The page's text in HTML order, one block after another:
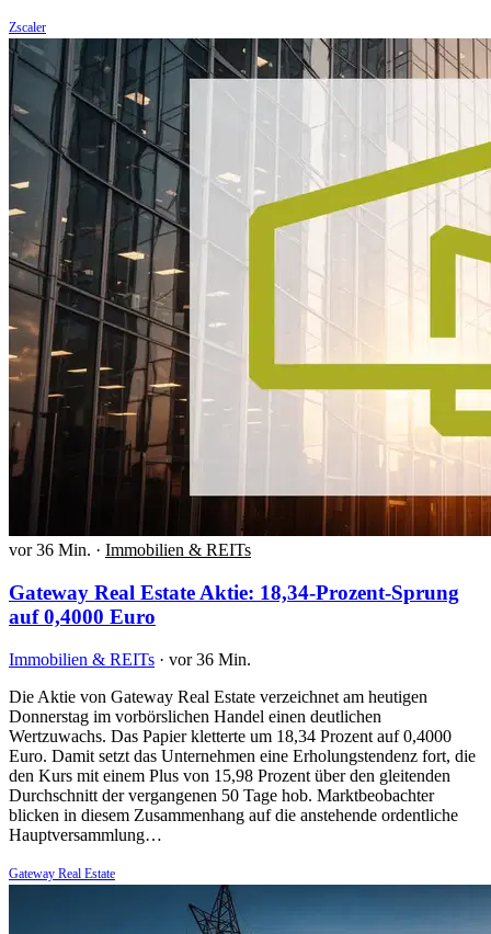
Zscaler
vor 36 Min. · Immobilien & REITs
Gateway Real Estate Aktie: 18,34-Prozent-Sprung
auf 0,4000 Euro
Immobilien & REITs · vor 36 Min.
Die Aktie von Gateway Real Estate verzeichnet am heutigen
Donnerstag im vorbörslichen Handel einen deutlichen
Wertzuwachs. Das Papier kletterte um 18,34 Prozent auf 0,4000
Euro. Damit setzt das Unternehmen eine Erholungstendenz fort, die
den Kurs mit einem Plus von 15,98 Prozent über den gleitenden
Durchschnitt der vergangenen 50 Tage hob. Marktbeobachter
blicken in diesem Zusammenhang auf die anstehende ordentliche
Hauptversammlung…
Gateway Real Estate